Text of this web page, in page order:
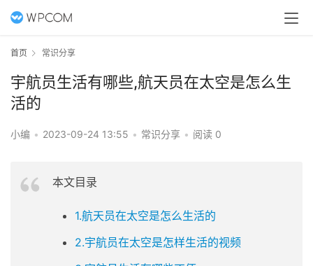
首页 常识分享
宇航员生活有哪些,航天员在太空是怎么生
活的
小编 • 2023-09-24 13:55 • 常识分享 • 阅读 0
本文目录
1.航天员在太空是怎么生活的
2.宇航员在太空是怎样生活的视频